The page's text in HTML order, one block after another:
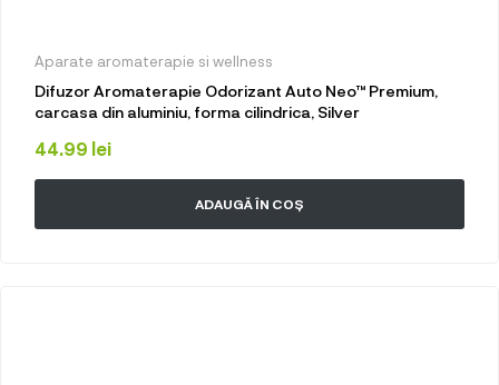
Aparate aromaterapie si wellness
Difuzor Aromaterapie Odorizant Auto Neo™ Premium,
carcasa din aluminiu, forma cilindrica, Silver
44.99 lei
ADAUGĂ ÎN COȘ